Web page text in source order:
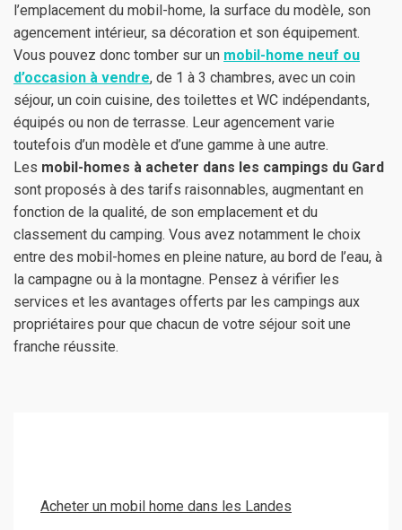
l’emplacement du mobil-home, la surface du modèle, son
agencement intérieur, sa décoration et son équipement.
Vous pouvez donc tomber sur un mobil-home neuf ou
d’occasion à vendre, de 1 à 3 chambres, avec un coin
séjour, un coin cuisine, des toilettes et WC indépendants,
équipés ou non de terrasse. Leur agencement varie
toutefois d’un modèle et d’une gamme à une autre.
Les mobil-homes à acheter dans les campings du Gard
sont proposés à des tarifs raisonnables, augmentant en
fonction de la qualité, de son emplacement et du
classement du camping. Vous avez notamment le choix
entre des mobil-homes en pleine nature, au bord de l’eau, à
la campagne ou à la montagne. Pensez à vérifier les
services et les avantages offerts par les campings aux
propriétaires pour que chacun de votre séjour soit une
franche réussite.
Acheter un mobil home dans les Landes